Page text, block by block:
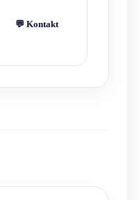
💬 Kontakt